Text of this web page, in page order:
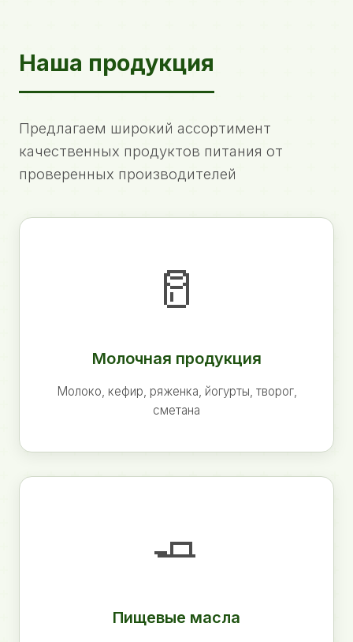
Наша продукция
Предлагаем широкий ассортимент
качественных продуктов питания от
проверенных производителей
🥛
Молочная продукция
Молоко, кефир, ряженка, йогурты, творог,
сметана
🧈
Пищевые масла